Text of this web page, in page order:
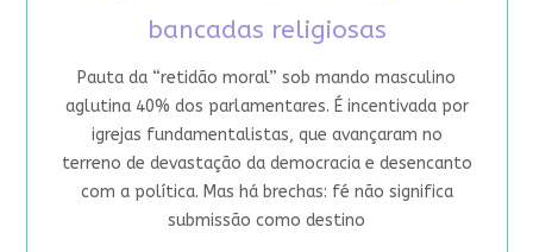
bancadas religiosas
Pauta da “retidão moral” sob mando masculino
aglutina 40% dos parlamentares. É incentivada por
igrejas fundamentalistas, que avançaram no
terreno de devastação da democracia e desencanto
com a política. Mas há brechas: fé não significa
submissão como destino